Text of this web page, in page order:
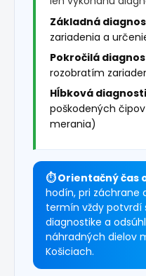
Základná
zariadenia a
Pokročilá
rozobratím
Hĺbková
poškodených
merania)
⏱ Orientačný čas
hodín, pri záchrane
termín vždy potvrdí
diagnostike a
náhradných dielov
Košiciach.